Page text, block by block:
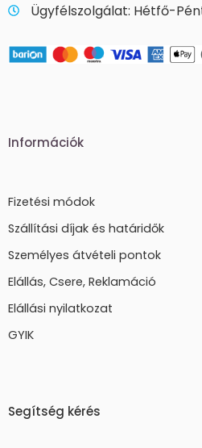
Ügyfélszolgálat: Hétfő-
Információk
Fizetési módok
Szállítási díjak és határidők
Személyes átvételi pontok
Elállás, Csere, Reklamáció
Elállási nyilatkozat
GYIK
Segítség kérés